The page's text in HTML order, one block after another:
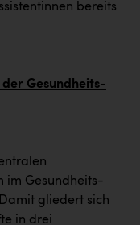
bereits
Gesundheits-
im Gesundheits-
gliedert sich
in drei